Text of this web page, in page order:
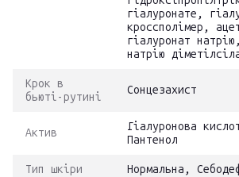
гіалуронате,
кроссполімер,
гіалуронат
натрію
Крок в
бьюті-рутині
Сонцезахист
Актив
Гіалуронова
Пантенол
Тип шкіри Нормальна,